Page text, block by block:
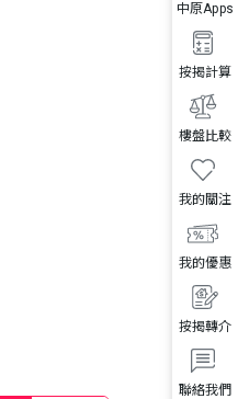
聯絡我們
按揭轉介
我的優惠
我的關注
樓盤比較
按揭計算
中原Apps